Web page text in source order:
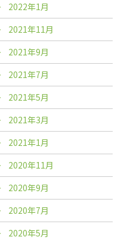
2022年1月
2021年11月
2021年9月
2021年7月
2021年5月
2021年3月
2021年1月
2020年11月
2020年9月
2020年7月
2020年5月